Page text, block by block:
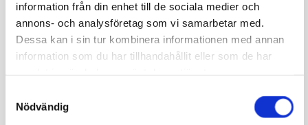
information från din enhet till de sociala medier och
annons- och analysföretag som vi samarbetar med.
Dessa kan i sin tur kombinera informationen med annan
information som du har tillhandahållit eller som de har
Nödvändig